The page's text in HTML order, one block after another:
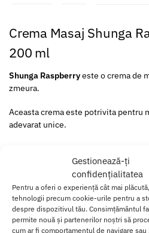
Gestionează-ți
confidențialitatea
Pentru a oferi o experiență cât mai
tehnologii precum cookie-urile pentru a
despre dispozitivul tău. Consimțământul
permite nouă și partenerilor noștri să
cum ar fi comportamentul de navigare
Crema Masaj Shunga
200 ml
Shunga Raspberryeste o crema de
zmeura.
Aceasta crema este potrivita pentru
adevarat unice.
zi, datorita aromei asle delicioase.
Aceasta crema este usor de folosit
o cantitate mica este suficienta
Foloseste cremaShunga Delectable